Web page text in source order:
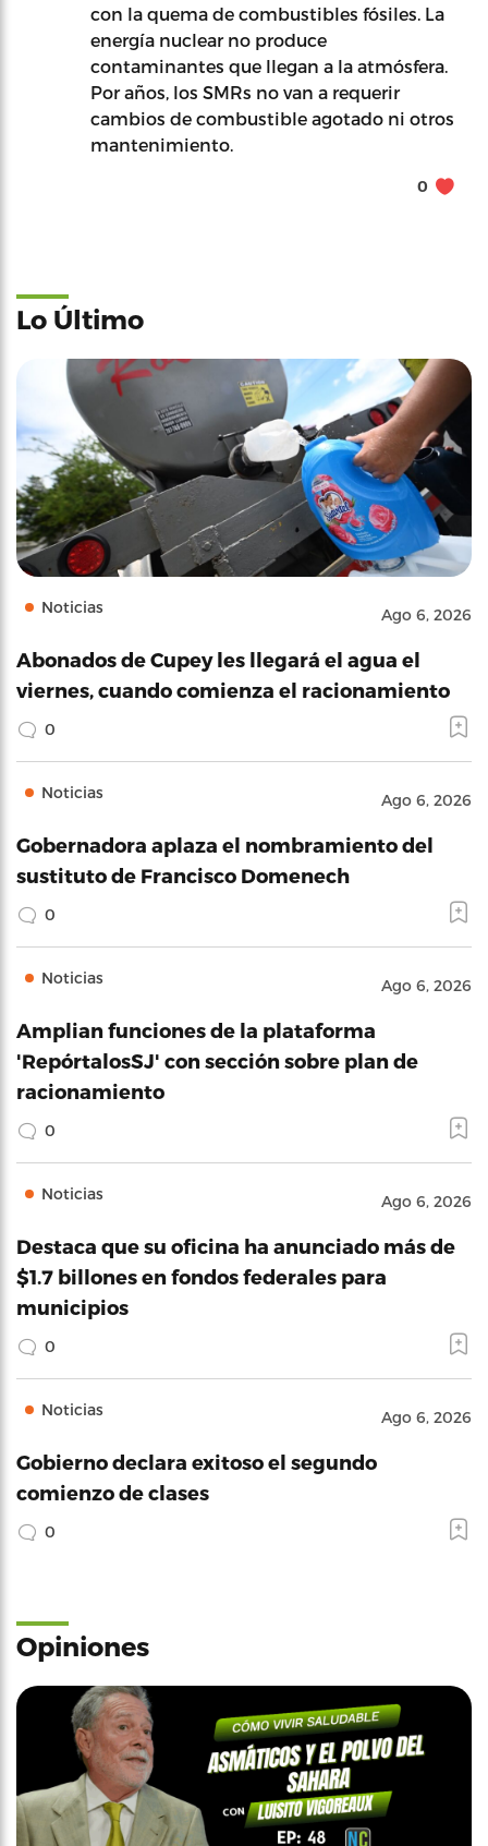
con la quema de combustibles fósiles. La
energía nuclear no produce
contaminantes que llegan a la atmósfera.
Por años, los SMRs no van a requerir
cambios de combustible agotado ni otros
mantenimiento.
0
Lo Último
Noticias Ago 6, 2026
Abonados de Cupey les llegará el agua el
viernes, cuando comienza el racionamiento
0
Noticias Ago 6, 2026
Gobernadora aplaza el nombramiento del
sustituto de Francisco Domenech
0
Noticias Ago 6, 2026
Amplian funciones de la plataforma
'RepórtalosSJ' con sección sobre plan de
racionamiento
0
Noticias Ago 6, 2026
Destaca que su oficina ha anunciado más de
$1.7 billones en fondos federales para
municipios
0
Noticias Ago 6, 2026
Gobierno declara exitoso el segundo
comienzo de clases
0
Opiniones